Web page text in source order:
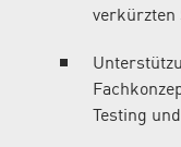
verkürzten
Testing